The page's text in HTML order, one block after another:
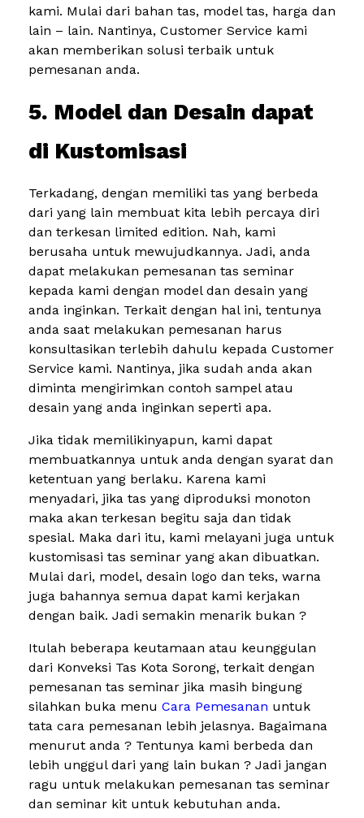
kami. Mulai dari bahan tas, model tas, harga dan
lain – lain. Nantinya, Customer Service kami
akan memberikan solusi terbaik untuk
pemesanan anda.
5. Model dan Desain dapat
di Kustomisasi
Terkadang, dengan memiliki tas yang berbeda
dari yang lain membuat kita lebih percaya diri
dan terkesan limited edition. Nah, kami
berusaha untuk mewujudkannya. Jadi, anda
dapat melakukan pemesanan tas seminar
kepada kami dengan model dan desain yang
anda inginkan. Terkait dengan hal ini, tentunya
anda saat melakukan pemesanan harus
konsultasikan terlebih dahulu kepada Customer
Service kami. Nantinya, jika sudah anda akan
diminta mengirimkan contoh sampel atau
desain yang anda inginkan seperti apa.
Jika tidak memilikinyapun, kami dapat
membuatkannya untuk anda dengan syarat dan
ketentuan yang berlaku. Karena kami
menyadari, jika tas yang diproduksi monoton
maka akan terkesan begitu saja dan tidak
spesial. Maka dari itu, kami melayani juga untuk
kustomisasi tas seminar yang akan dibuatkan.
Mulai dari, model, desain logo dan teks, warna
juga bahannya semua dapat kami kerjakan
dengan baik. Jadi semakin menarik bukan ?
Itulah beberapa keutamaan atau keunggulan
dari Konveksi Tas Kota Sorong, terkait dengan
pemesanan tas seminar jika masih bingung
silahkan buka menu Cara Pemesanan untuk
tata cara pemesanan lebih jelasnya. Bagaimana
menurut anda ? Tentunya kami berbeda dan
lebih unggul dari yang lain bukan ? Jadi jangan
ragu untuk melakukan pemesanan tas seminar
dan seminar kit untuk kebutuhan anda.